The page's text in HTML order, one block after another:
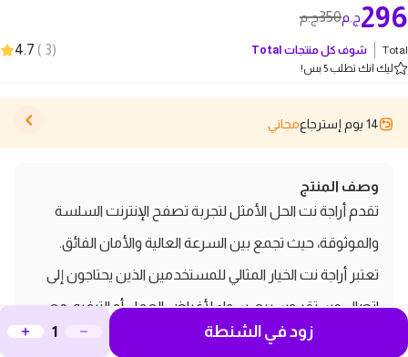
350ج.م 296ج.م
Total شوف كل منتجات Total
(
3
)
4.7
ليك انك تطلب 5 بس!
14 يوم إسترجاع مجاني
وصف المنتج
تقدم أراجة نت الحل الأمثل لتجربة تصفح الإنترنت السلسة
والموثوقة، حيث تجمع بين السرعة العالية والأمان الفائق.
تعتبر أراجة نت الخيار المثالي للمستخدمين الذين يحتاجون إلى
اتصال مستقر وسريع، سواء لأغراض العمل أو الترفيه. مع
تقنية حديثة وتغطية واسعة، تضمن أراجة نت استمتاعك
زود في الشنطة